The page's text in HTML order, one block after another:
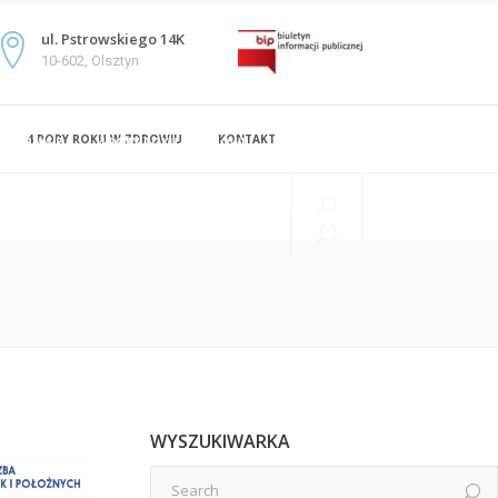
ul. Pstrowskiego 14K
10-602, Olsztyn
4 PORY ROKU W ZDROWIU KONTAKT
KOMISJE 4 PORY ROKU W ZDROWIU
WYSZUKIWARKA